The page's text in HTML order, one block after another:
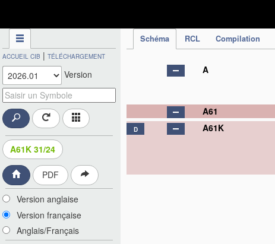
Schéma RCL Compilation
ACCUEIL CIB | TÉLÉCHARGEMENT
Version
A61K 31/24
PDF
Version anglaise
Version française
Anglais/Français
A
A61
D A61K